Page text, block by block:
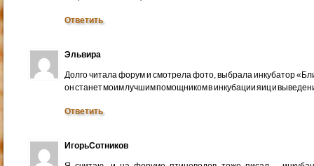
Ответить
Эльвира
Долго читала форум и смотрела фото, выбрала инкубатор
он станет моим лучшим помощником в инкубации яиц и
Ответить
ИгорьСотников